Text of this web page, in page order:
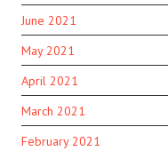
June 2021
May 2021
April 2021
March 2021
February 2021